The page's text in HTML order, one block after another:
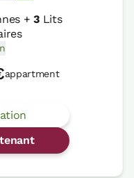
+3Lits
appartment